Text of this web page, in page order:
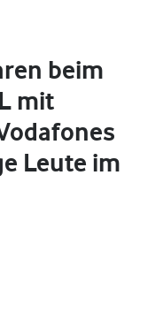
beim
mit
Leute im